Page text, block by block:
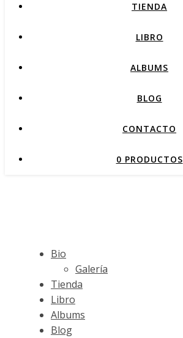
TIENDA
LIBRO
ALBUMS
BLOG
CONTACTO
0 PRODUCTOS
Bio
Galería
Tienda
Libro
Albums
Blog